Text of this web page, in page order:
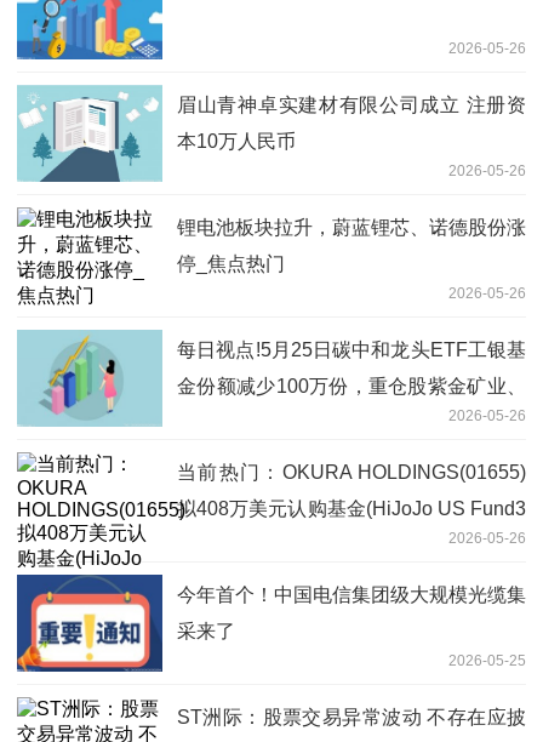
2026-05-26
眉山青神卓实建材有限公司成立 注册资
本10万人民币
2026-05-26
锂电池板块拉升，蔚蓝锂芯、诺德股份涨
停_焦点热门
2026-05-26
每日视点!5月25日碳中和龙头ETF工银基
金份额减少100万份，重仓股紫金矿业、
2026-05-26
当前热门：OKURA HOLDINGS(01655)
拟408万美元认购基金(HiJoJo US Fund3
2026-05-26
今年首个！中国电信集团级大规模光缆集
采来了
2026-05-25
ST洲际：股票交易异常波动 不存在应披